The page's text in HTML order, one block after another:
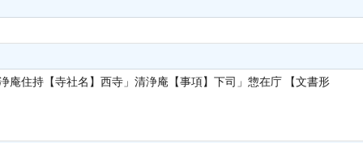
住持【寺社名】西寺」清浄庵【事項】下司」惣在庁 【文書形